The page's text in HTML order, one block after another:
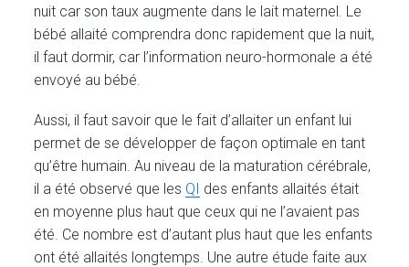
nuit car son taux augmente dans le lait maternel. Le
bébé allaité comprendra donc rapidement que la nuit,
il faut dormir, car l’information neuro-hormonale a été
envoyé au bébé.
Aussi, il faut savoir que le fait d’allaiter un enfant lui
permet de se développer de façon optimale en tant
qu’être humain. Au niveau de la maturation cérébrale,
il a été observé que les QI des enfants allaités était
en moyenne plus haut que ceux qui ne l’avaient pas
été. Ce nombre est d’autant plus haut que les enfants
ont été allaités longtemps. Une autre étude faite aux